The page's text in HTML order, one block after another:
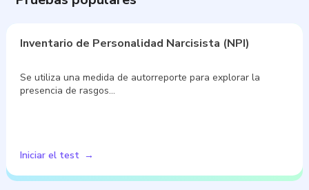
Inventario de Personalidad Narcisista (NPI)
Se utiliza una medida de autorreporte para explorar la
presencia de rasgos…
Iniciar el test